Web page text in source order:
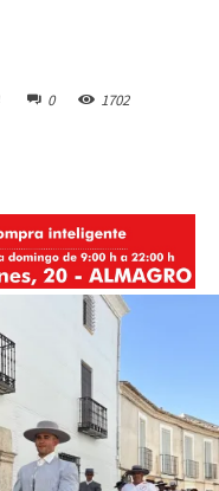
0 1702